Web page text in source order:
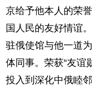
京给予他本人的荣
国人民的友好情谊
驻俄使馆与他一道
体同事。荣获“友谊
投入到深化中俄睦